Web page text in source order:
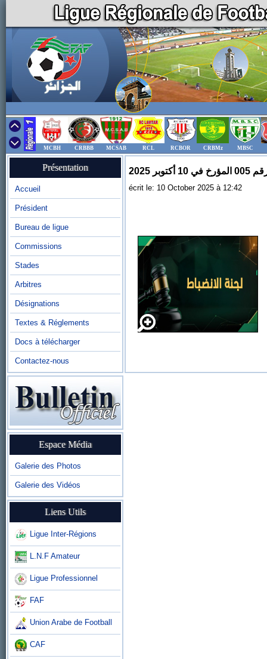
MCBH CRBBB MCSAB RCL RCBOR CRBMz MBSC
Présentation
Accueil
Président
Bureau de ligue
Commissions
Stades
Arbitres
Désignations
Textes & Réglements
Docs à télécharger
Contactez-nous
Espace Média
Galerie des Photos
Galerie des Vidéos
Liens Utils
Ligue Inter-Régions
L.N.F Amateur
Ligue Professionnel
FAF
Union Arabe de Football
CAF
2025
écrit le: 10 October 2025 à 12:42